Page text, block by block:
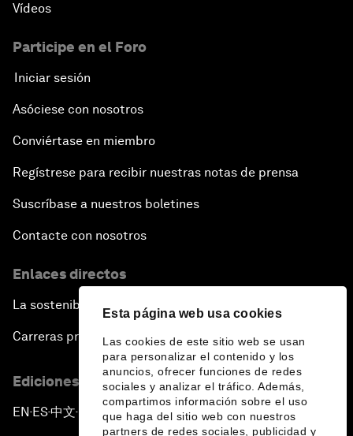
Esta página web usa cookies
Las cookies de este sitio web se usan
para personalizar el contenido y los
anuncios, ofrecer funciones de redes
sociales y analizar el tráfico. Además,
compartimos información sobre el uso
que haga del sitio web con nuestros
partners de redes sociales, publicidad y
Leading Global Innovation
Asia's Energy Options
Intellectual Property in the Information Age
Navigating the Next Industrial Revolution
Parity Equals Performance
The Global Rise of China's Entrepreneurs
Bringing Space Down to Earth
Celebrating China's Globalizers
Vídeos
Participe en el Foro
Iniciar sesión
Asóciese con nosotros
Conviértase en miembro
Regístrese para recibir nuestras notas de prensa
Suscríbase a nuestros boletines
Contacte con nosotros
Enlaces directos
La sostenibilidad en el Foro
Carreras profesionales
Ediciones en otros idiomas
EN ▪ES▪中文▪ 日本語